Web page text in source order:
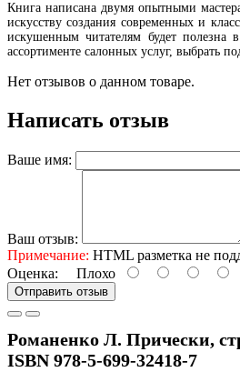
Книга написана двумя опытными
искусству создания современных и
искушенным читателям будет полезна
ассортименте салонных услуг, выбрать
Нет отзывов о данном товаре.
Написать отзыв
Ваше имя:
Ваш отзыв:
Примечание: HTML разметка не
Оценка: Плохо
Отправить отзыв
Романенко Л. Прически,
ISBN 978-5-699-32418-7